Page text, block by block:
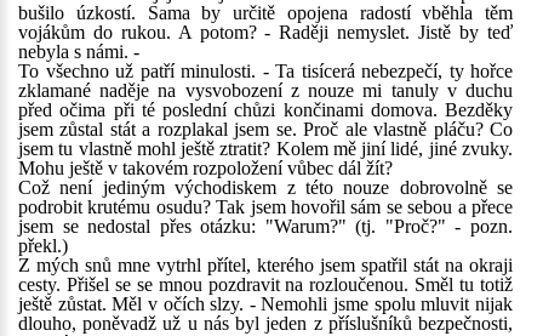
bušilo úzkostí. Sama by určitě opojena radostí vběhla těm
vojákům do rukou. A potom? - Raději nemyslet. Jistě by teď
nebyla s námi. -
To všechno už patří minulosti. - Ta tisícerá nebezpečí, ty hořce
zklamané naděje na vysvobození z nouze mi tanuly v duchu
před očima při té poslední chůzi končinami domova. Bezděky
jsem zůstal stát a rozplakal jsem se. Proč ale vlastně pláču? Co
jsem tu vlastně mohl ještě ztratit? Kolem mě jiní lidé, jiné zvuky.
Mohu ještě v takovém rozpoložení vůbec dál žít?
Což není jediným východiskem z této nouze dobrovolně se
podrobit krutému osudu? Tak jsem hovořil sám se sebou a přece
jsem se nedostal přes otázku: "Warum?" (tj. "Proč?" - pozn.
překl.)
Z mých snů mne vytrhl přítel, kterého jsem spatřil stát na okraji
cesty. Přišel se se mnou pozdravit na rozloučenou. Směl tu totiž
ještě zůstat. Měl v očích slzy. - Nemohli jsme spolu mluvit nijak
dlouho, poněvadž už u nás byl jeden z příslušníků bezpečnosti,